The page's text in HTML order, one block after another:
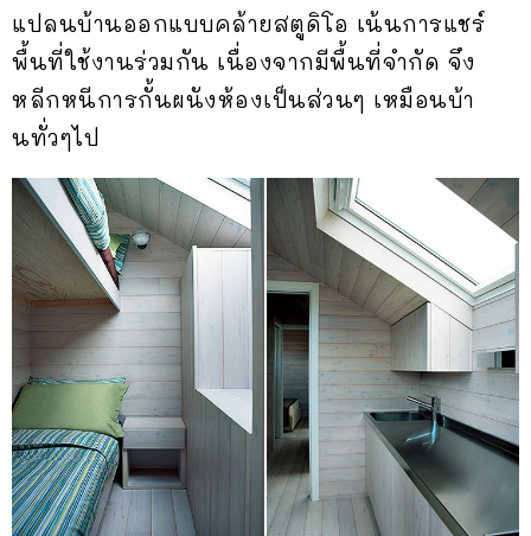
แปลนบ้านออกแบบคล้ายสตูดิโอ เน้นการแชร์
พื้นที่ใช้งานร่วมกัน เนื่องจากมีพื้นที่จำกัด จึง
หลีกหนีการกั้นผนังห้องเป็นส่วนๆ เหมือนบ้า
นทั่วๆไป